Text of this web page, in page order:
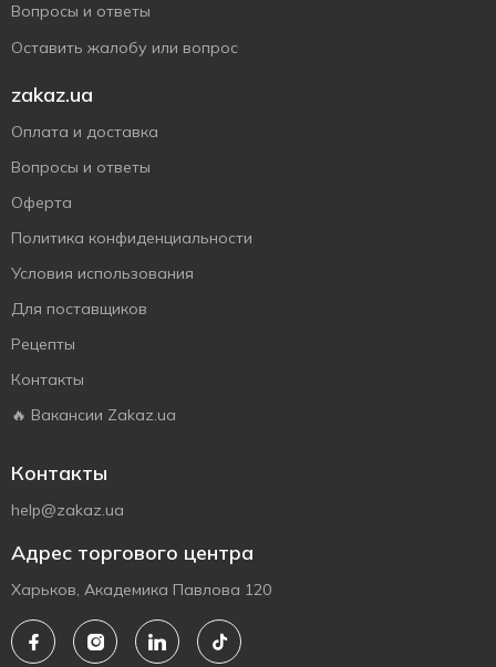
Вопросы и ответы
Оставить жалобу или вопрос
zakaz.ua
Оплата и доставка
Вопросы и ответы
Оферта
Политика конфиденциальности
Условия использования
Для поставщиков
Рецепты
Контакты
🔥 Вакансии Zakaz.ua
Контакты
help@zakaz.ua
Адрес торгового центра
Харьков, Академика Павлова 120